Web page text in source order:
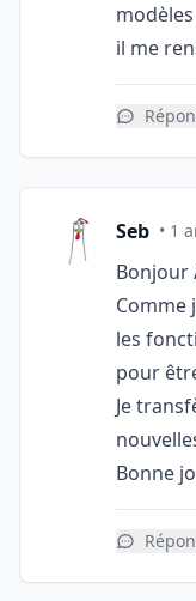
il me
Seb • 1
Bonjour
Comme
les
pour
Je
Bonne